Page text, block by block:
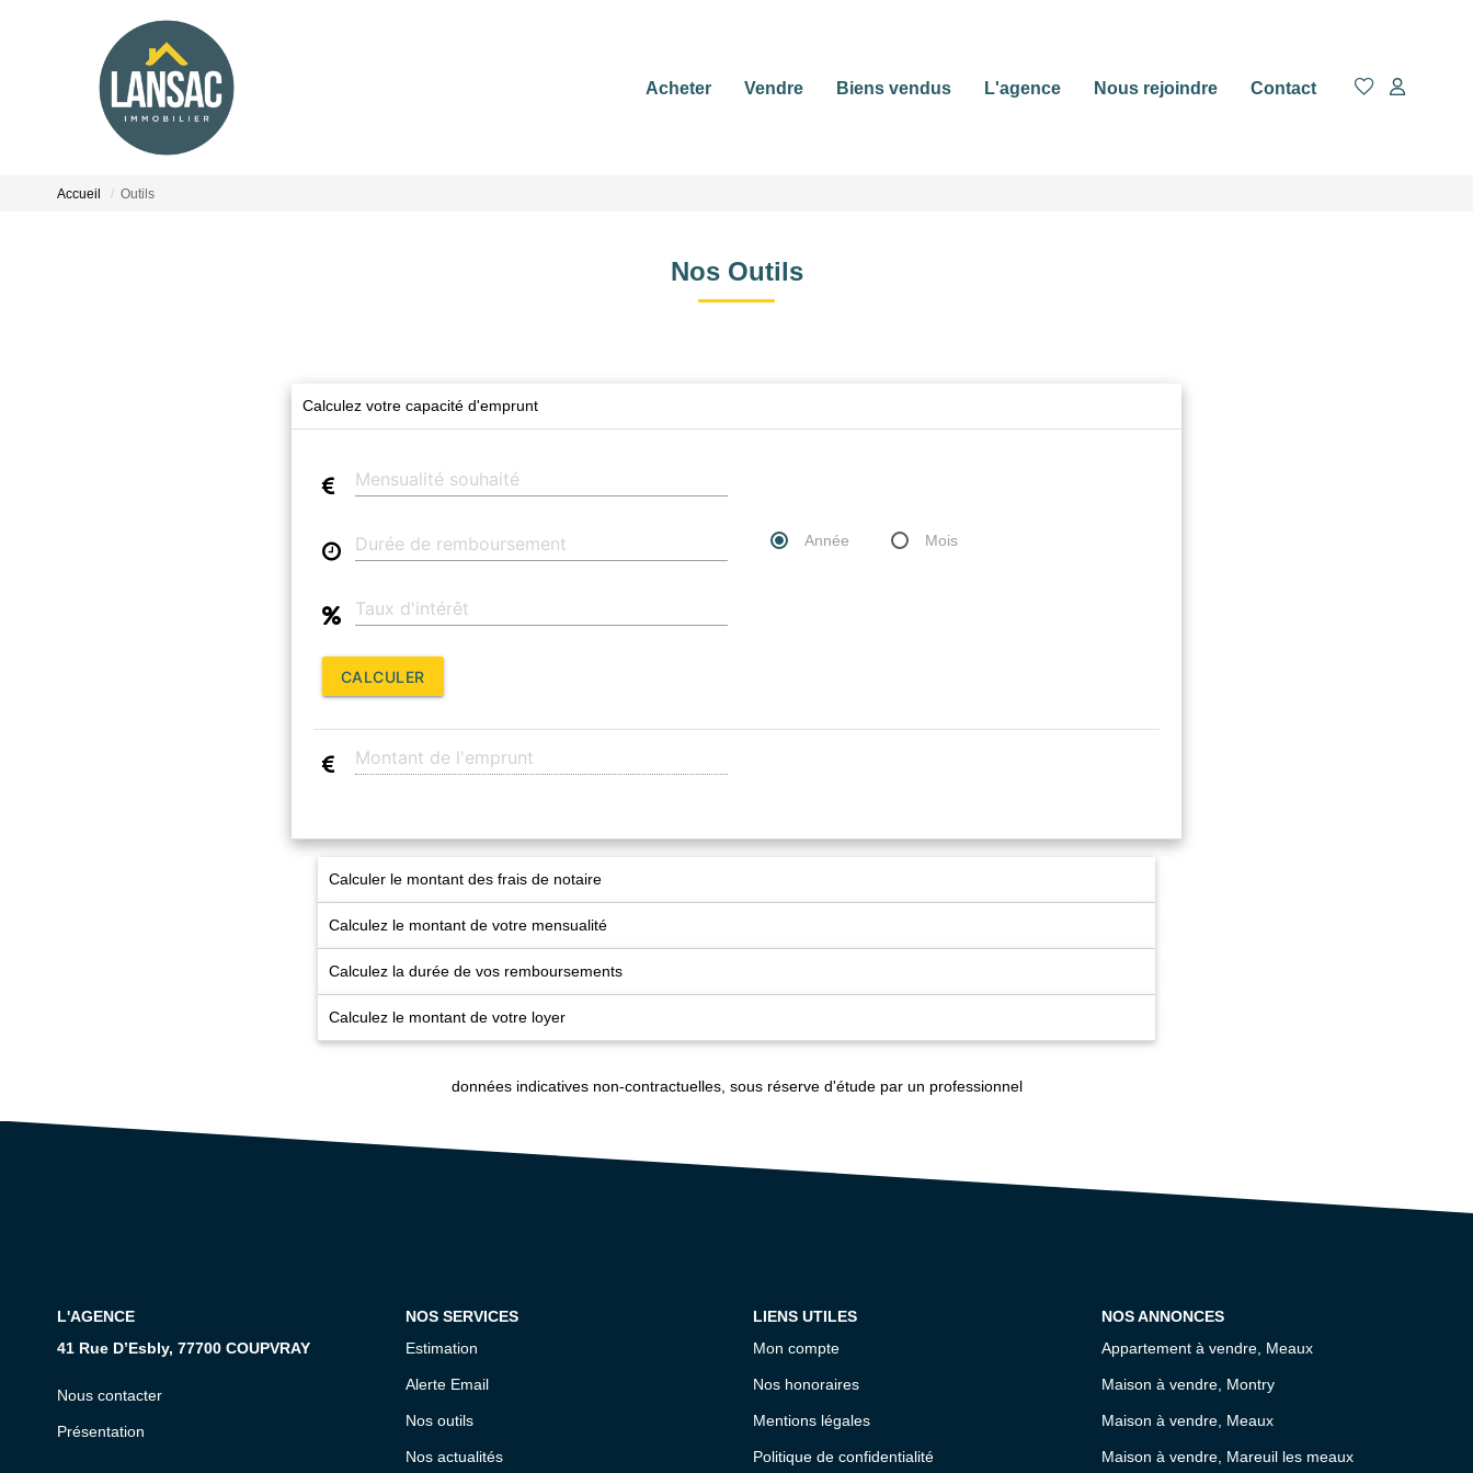
Acheter Vendre Biens vendus L'agence Nous rejoindre Contact
Accueil Outils
Nos Outils
Calculez votre capacité d'emprunt
Année Mois
CALCULER
Calculer le montant des frais de notaire
Calculez le montant de votre mensualité
Calculez la durée de vos remboursements
Calculez le montant de votre loyer
données indicatives non-contractuelles, sous réserve d'étude par un professionnel
L'AGENCE
41 Rue D’Esbly, 77700 COUPVRAY
Nous contacter
Présentation
NOS SERVICES
Estimation
Alerte Email
Nos outils
Nos actualités
LIENS UTILES
Mon compte
Nos honoraires
Mentions légales
Politique de confidentialité
NOS ANNONCES
Appartement à vendre, Meaux
Maison à vendre, Montry
Maison à vendre, Meaux
Maison à vendre, Mareuil les meaux